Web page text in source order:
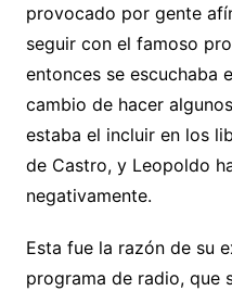
provocado por gente
seguir con el famoso
entonces se escuchaba
cambio de hacer
estaba el incluir en los
de Castro, y Leopoldo
negativamente.
Esta fue la razón de su
programa de radio, que